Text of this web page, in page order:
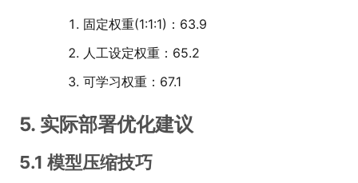
固定权重(1:1:1)：63.9
人工设定权重：65.2
可学习权重：67.1
5. 实际部署优化建议
5.1 模型压缩技巧